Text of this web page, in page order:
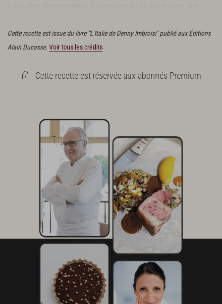
Cette recette est issue du livre "L'Italie de Denny Imbroisi" publié aux Éditions
Alain Ducasse. Voir tous les crédits
Cette recette est réservée aux abonnés Premium